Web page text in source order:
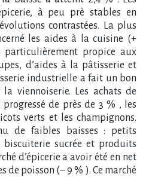
à peu prè stables en
contrastées. La plus
les aides à la cuisine (+
propice aux
d’aides à la pâtisserie et
industrielle a fait un bon
viennoiserie. Les achats de
de près de 3 % , les
verts et les champignons.
de faibles baisses : petits
biscuiterie sucrée et produits
d’épicerie a avoir été en net
de poisson (– 9 % ). Ce marché